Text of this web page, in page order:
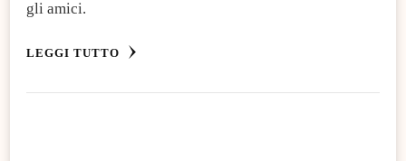
gli amici.
LEGGI TUTTO